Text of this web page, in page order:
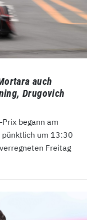
auch
Drugovich
Prix begann am
pünktlich um 13:30
Freitag